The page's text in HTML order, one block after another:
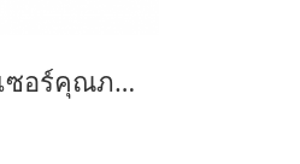
ตลับหมึกเลเซอร์คุณภาพสูงสำหรับ Fuji Xerox รุ่น P355D (CT201937) Black